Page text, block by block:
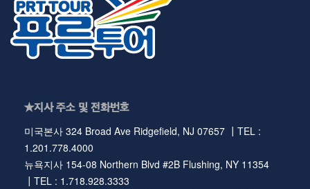
★지사 주소 및 전화번호
미국본사 324 Broad Ave Ridgefield, NJ 07657 ┃TEL :
1.201.778.4000
뉴욕지사 154-08 Northern Blvd #2B Flushing, NY 11354
┃TEL : 1.718.928.3333